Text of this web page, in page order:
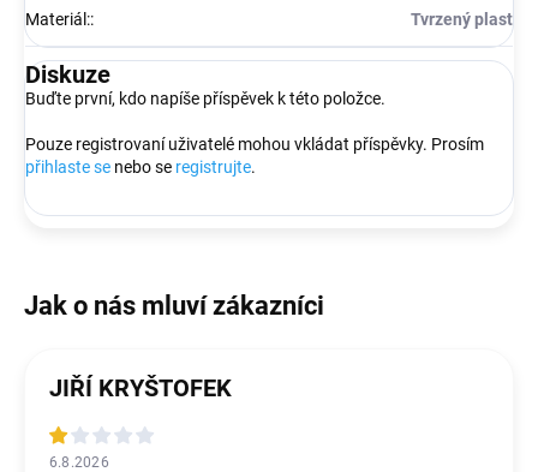
Materiál:: Tvrzený plast
Diskuze
Buďte první, kdo napíše příspěvek k této položce.
Pouze registrovaní uživatelé mohou vkládat příspěvky. Prosím
přihlaste se nebo se registrujte.
JIŘÍ KRYŠTOFEK
6.8.2026